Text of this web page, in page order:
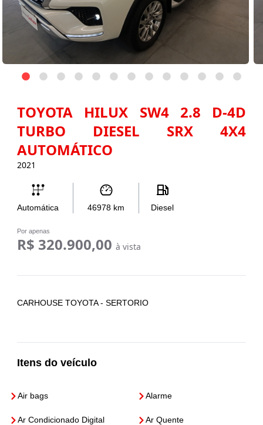
TOYOTA HILUX SW4 2.8 D-4D
TURBO DIESEL SRX 4X4
AUTOMÁTICO
2021
Automática 46978 km Diesel
Por apenas
R$ 320.900,00 à vista
CARHOUSE TOYOTA - SERTORIO
Itens do veículo
Air bags Alarme
Ar Condicionado Digital Ar Quente